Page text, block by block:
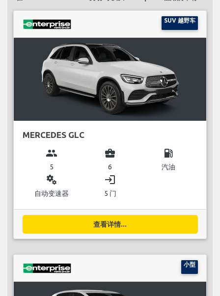
SUV 越野车
MERCEDES GLC
group
5
business_center
6
local_gas_station
汽油
miscellaneous_services
自动变速器
login
5 门
查看详情...
小型